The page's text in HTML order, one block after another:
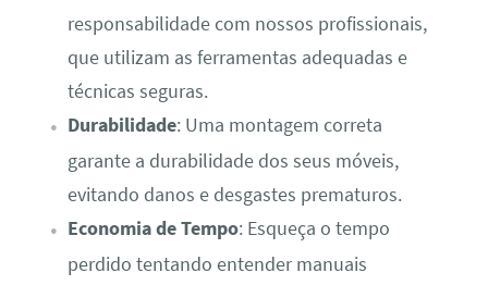
responsabilidade com nossos profissionais,
que utilizam as ferramentas adequadas e
técnicas seguras.
Durabilidade: Uma montagem correta
garante a durabilidade dos seus móveis,
evitando danos e desgastes prematuros.
Economia de Tempo: Esqueça o tempo
perdido tentando entender manuais